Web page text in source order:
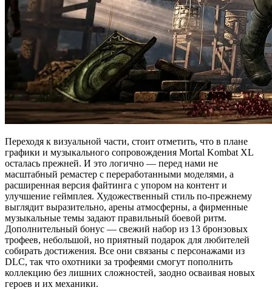
Переходя к визуальной части, стоит отметить, что в плане
графики и музыкального сопровождения Mortal Kombat XL
осталась прежней. И это логично — перед нами не
масштабный ремастер с переработанными моделями, а
расширенная версия файтинга с упором на контент и
улучшение геймплея. Художественный стиль по‑прежнему
выглядит выразительно, арены атмосферны, а фирменные
музыкальные темы задают правильный боевой ритм.
Дополнительный бонус — свежий набор из 13 бронзовых
трофеев, небольшой, но приятный подарок для любителей
собирать достижения. Все они связаны с персонажами из
DLC, так что охотники за трофеями смогут пополнить
коллекцию без лишних сложностей, заодно осваивая новых
героев и их механики.